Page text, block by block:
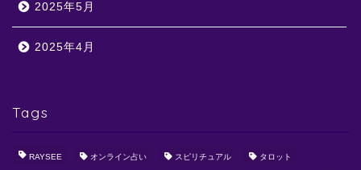
2025年5月
2025年4月
Tags
RAYSEE オンライン占い スピリチュアル タロット